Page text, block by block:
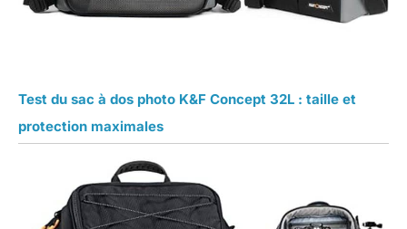
Test du sac à dos photo K&F Concept 32L : taille et
protection maximales